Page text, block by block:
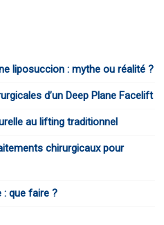
liposuccion : mythe ou réalité ?
d’un Deep Plane Facelift
au lifting traditionnel
chirurgicaux pour
: que faire ?